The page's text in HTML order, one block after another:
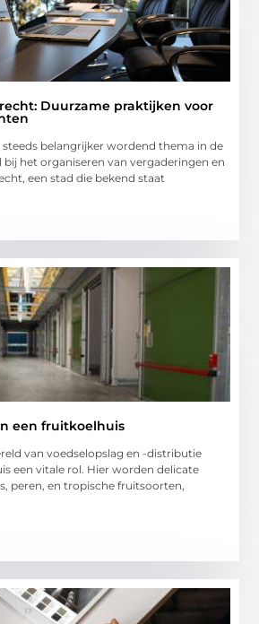
Duurzame praktijken voor
steeds belangrijker wordend thema in de
het organiseren van vergaderingen en
een stad die bekend staat
een fruitkoelhuis
van voedselopslag en -distributie
een vitale rol. Hier worden delicate
peren, en tropische fruitsoorten,